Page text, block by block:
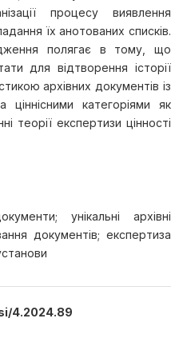
процесу виявлення
їх анотованих списків.
полягає в тому, що
для відтворення історії
архівних документів із
ціннісними категоріями як
теорії експертизи цінності
унікальні архівні
документів; експертиза
4.2024.89